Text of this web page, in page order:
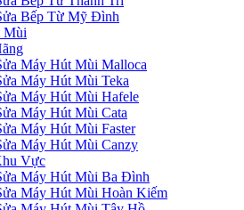
Bếp Từ Mỹ Đình
Mùi
Máy Hút Mùi Malloca
Máy Hút Mùi Teka
Máy Hút Mùi Hafele
Máy Hút Mùi Cata
Máy Hút Mùi Faster
Máy Hút Mùi Canzy
Vực
Máy Hút Mùi Ba Đình
Máy Hút Mùi Hoàn Kiếm